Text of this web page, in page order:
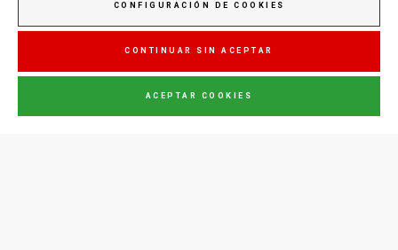
CONFIGURACIÓN DE COOKIES
CONTINUAR SIN ACEPTAR
ACEPTAR COOKIES